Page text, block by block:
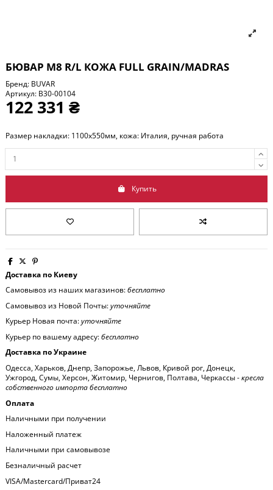
БЮВАР М8 R/L КОЖА FULL GRAIN/MADRAS
Бренд: BUVAR
Артикул: B30-00104
122 331 ₴
Размер накладки: 1100x550мм, кожа: Италия, ручная работа
Купить
Доставка по Киеву
Самовывоз из наших магазинов:бесплатно
Самовывоз из Новой Почты:уточняйте
Курьер Новая почта:уточняйте
Курьер по вашему адресу:бесплатно
Доставка по Украине
Одесса, Харьков, Днепр, Запорожье, Львов, Кривой рог, Донецк,
Ужгород, Сумы, Херсон, Житомир, Чернигов, Полтава, Черкассы -кресла
собственного импорта бесплатно
Оплата
Наличными при получении
Наложенный платеж
Наличными при самовывозе
Безналичный расчет
VISA/Mastercard/Приват24